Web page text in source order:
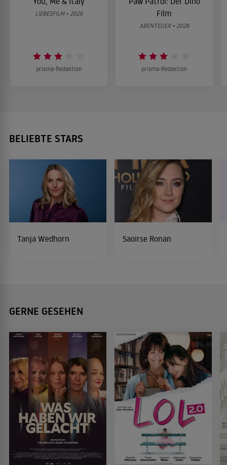
LIEBESFILM • 2026
prisma-Redaktion
Film
ABENTEUER • 2026
prisma-Redaktion
BELIEBTE STARS
Tanja Wedhorn Saoirse Ronan
GERNE GESEHEN